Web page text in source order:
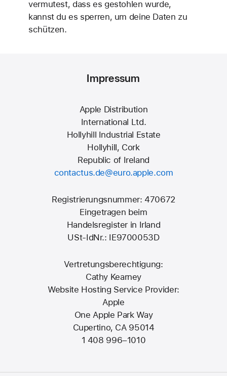
vermutest, dass es gestohlen wurde,
kannst du es sperren, um deine Daten zu
schützen.
Impressum
Apple Distribution
International Ltd.
Hollyhill Industrial Estate
Hollyhill, Cork
Republic of Ireland
contactus.de@euro.apple.com
Registrierungsnummer: 470672
Eingetragen beim
Handelsregister in Irland
USt-IdNr.: IE9700053D
Vertretungsberechtigung:
Cathy Kearney
Website Hosting Service Provider:
Apple
One Apple Park Way
Cupertino, CA 95014
1 408 996–1010